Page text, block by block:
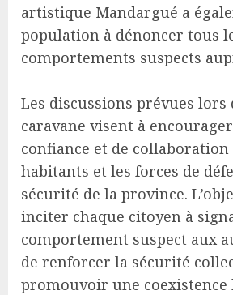
artistique Mandargué a
population à dénoncer tous
comportements suspects
Les discussions prévues lors
caravane visent à
confiance et de
habitants et les forces de
sécurité de la province.
inciter chaque citoyen à
comportement suspect aux
de renforcer la sécurité
promouvoir une coexistence